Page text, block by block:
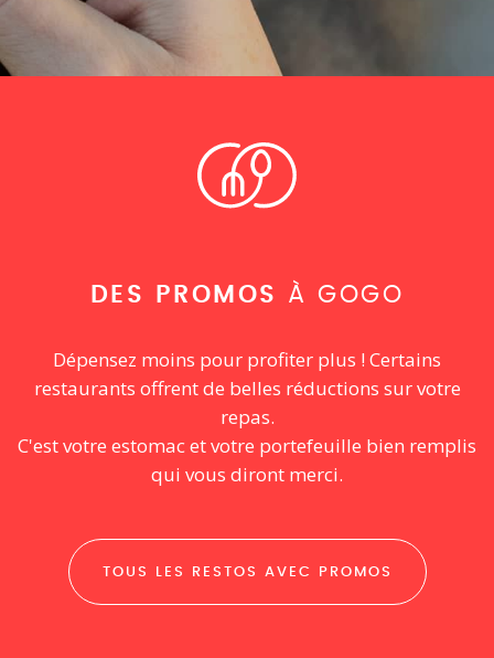
DES PROMOS À GOGO
Dépensez moins pour profiter plus ! Certains
restaurants offrent de belles réductions sur votre
repas.
C'est votre estomac et votre portefeuille bien remplis
qui vous diront merci.
TOUS LES RESTOS AVEC PROMOS